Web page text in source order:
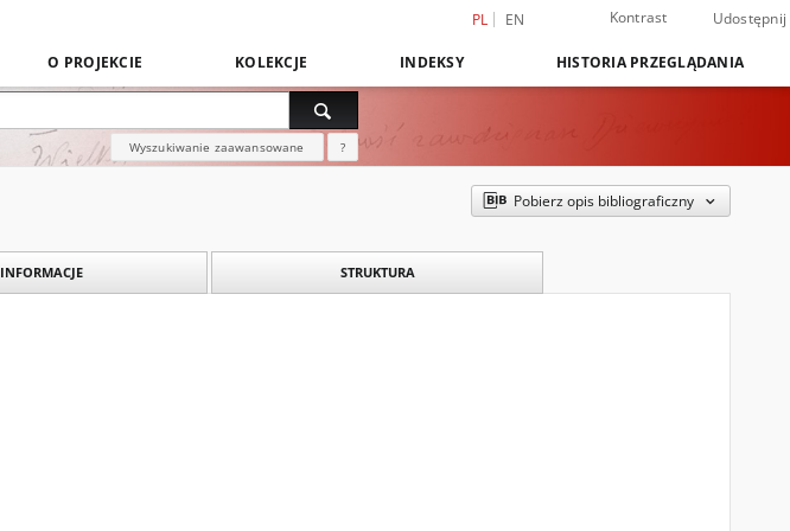
PL EN Kontrast Udostępnij
O PROJEKCIE KOLEKCJE INDEKSY HISTORIA PRZEGLĄDANIA
Wyszukiwanie zaawansowane ?
Pobierz opis bibliograficzny
INFORMACJE STRUKTURA